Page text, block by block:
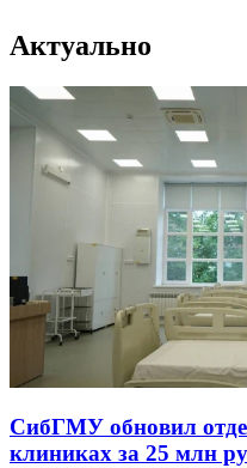
Актуально
СибГМУ обновил
клиниках за 25 млн